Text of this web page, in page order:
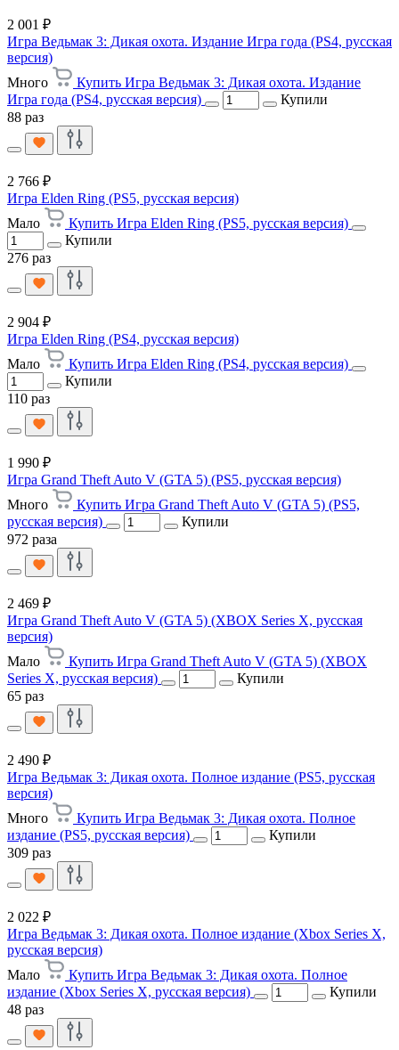
2 001 ₽
Игра Ведьмак 3: Дикая охота. Издание Игра года (PS4, русская
версия)
Много
Купить Игра Ведьмак 3: Дикая охота. Издание
Игра года (PS4, русская версия)
Купили
88 раз
2 766 ₽
Игра Elden Ring (PS5, русская версия)
Мало
Купить Игра Elden Ring (PS5, русская версия)
Купили
276 раз
2 904 ₽
Игра Elden Ring (PS4, русская версия)
Мало
Купить Игра Elden Ring (PS4, русская версия)
Купили
110 раз
1 990 ₽
Игра Grand Theft Auto V (GTA 5) (PS5, русская версия)
Много
Купить Игра Grand Theft Auto V (GTA 5) (PS5,
русская версия)
Купили
972 раза
2 469 ₽
Игра Grand Theft Auto V (GTA 5) (XBOX Series X, русская
версия)
Мало
Купить Игра Grand Theft Auto V (GTA 5) (XBOX
Series X, русская версия)
Купили
65 раз
2 490 ₽
Игра Ведьмак 3: Дикая охота. Полное издание (PS5, русская
версия)
Много
Купить Игра Ведьмак 3: Дикая охота. Полное
издание (PS5, русская версия)
Купили
309 раз
2 022 ₽
Игра Ведьмак 3: Дикая охота. Полное издание (Xbox Series X,
русская версия)
Мало
Купить Игра Ведьмак 3: Дикая охота. Полное
издание (Xbox Series X, русская версия)
Купили
48 раз